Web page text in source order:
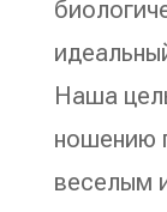
Наша
ношению
веселым